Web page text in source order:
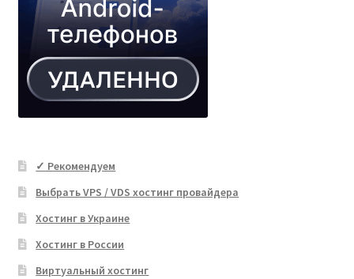
✓ Рекомендуем
Выбрать VPS / VDS хостинг провайдера
Хостинг в Украине
Хостинг в России
Виртуальный хостинг